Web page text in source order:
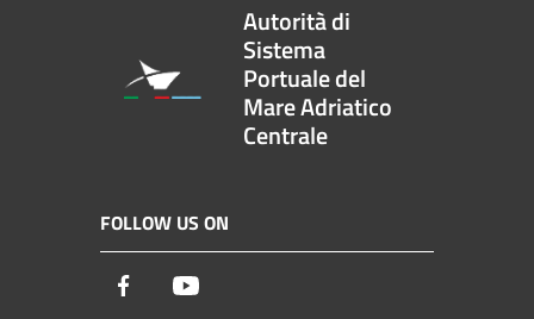
Autorità di
Sistema
Portuale del
Mare Adriatico
Centrale
FOLLOW US ON
Facebook